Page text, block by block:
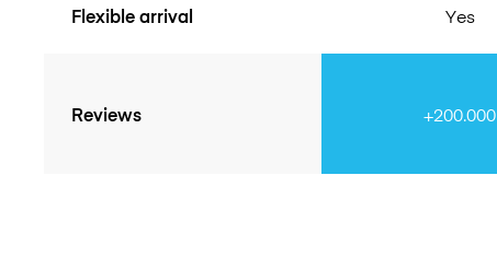
Flexible arrival
Reviews
Yes
+200.000